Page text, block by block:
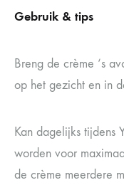
Gebruik & tips
Breng de crème ‘s
op het gezicht en in
Kan dagelijks tijdens
worden voor
de crème meerdere